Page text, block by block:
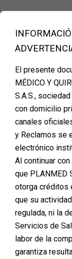
content
PLANMED
Etiqueta:
DEL
TU
publicación
El presente
MÉDICO Y
S.A.S.,
con domicilio
canales
y Reclamos se
electrónico
Al continuar
que PLANMED
otorga créditos
que su
regulada, ni la
Servicios de
labor de la
garantiza